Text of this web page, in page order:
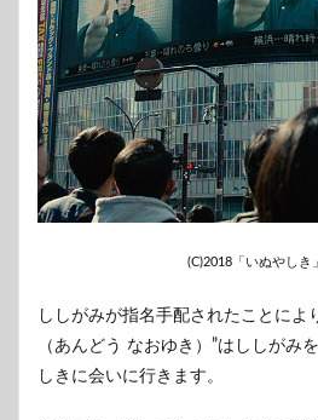
(C)2018「いぬやしき
ししがみが指名手配されたことによ
（あんどう なおゆき）”はししがみ
しきに会いに行きます。